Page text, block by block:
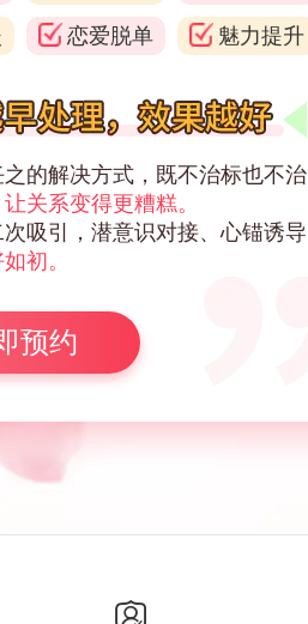
恋爱脱单 魅力提升
的解决方式，既不治标也不治
关系变得更糟糕。
吸引，潜意识对接、心锚诱导
初。
预约